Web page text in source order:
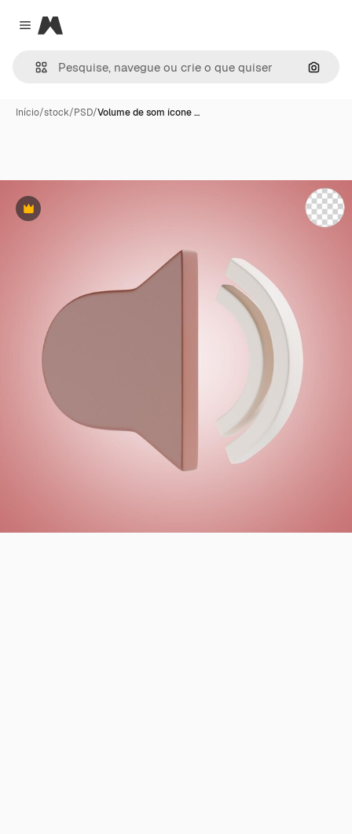
Close menu
Magnific
Início/stock/PSD/Volume de som ícone …
Premium